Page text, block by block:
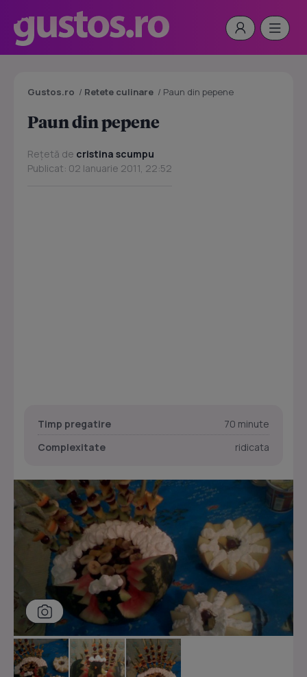
Gustos.ro / Retete culinare / Paun din pepene
Paun din pepene
Rețetă de cristina scumpu
Publicat: 02 Ianuarie 2011, 22:52
Timp pregatire
70 minute
Complexitate
ridicata